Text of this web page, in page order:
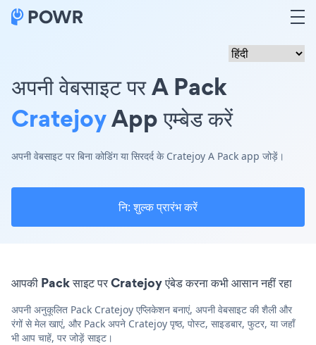
अपनी वेबसाइट पर A Pack
CratejoyApp एम्बेड करें
अपनी वेबसाइट पर बिना कोडिंग या सिरदर्द के Cratejoy A Pack app जोड़ें।
नि: शुल्क प्रारंभ करें
आपकी Pack साइट पर Cratejoy एंबेड करना कभी आसान नहीं रहा
अपनी अनुकूलित Pack Cratejoy एप्लिकेशन बनाएं, अपनी वेबसाइट की शैली और
रंगों से मेल खाएं, और Pack अपने Cratejoy पृष्ठ, पोस्ट, साइडबार, फुटर, या जहाँ
भी आप चाहें, पर जोड़ें साइट।